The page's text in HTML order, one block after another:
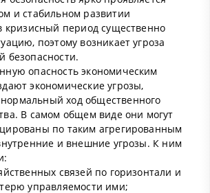
и стабильном развитии
кризисный период существенно
поэтому возникает угроза
безопасности.
опасность экономическим
экономические угрозы,
ход общественного
В самом общем виде они могут
по таким агрегированным
и внешние угрозы. К ним
связей по горизонтали и
управляемости ими;